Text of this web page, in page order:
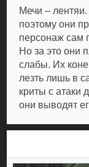
Мечи –
поэтому они
персонаж сам
Но за это они
слабы. Их
лезть лишь в
криты с атаки
они выводят